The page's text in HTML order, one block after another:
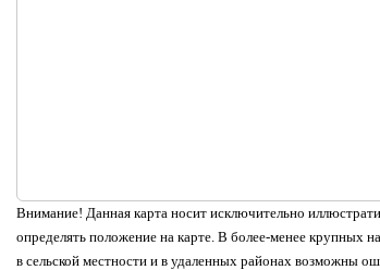
Внимание! Данная карта носит исключительно
определять положение на карте. В более-менее крупных
в сельской местности и в удаленных районах возможны